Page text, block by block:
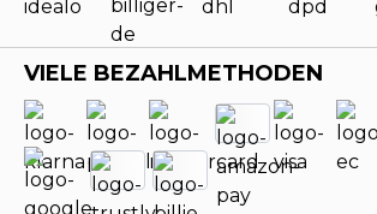
VIELE BEZAHLMETHODEN